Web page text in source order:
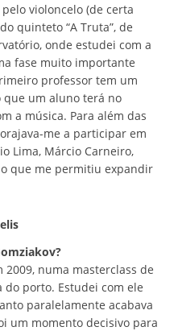
violoncelo (de certa
quinteto “A Truta”, de
onde estudei com a
fase muito importante
professor tem um
um aluno terá no
a música. Para além das
me a participar em
Lima, Márcio Carneiro,
que me permitiu expandir
2009, numa masterclass de
porto. Estudei com ele
paralelamente acabava
um momento decisivo para